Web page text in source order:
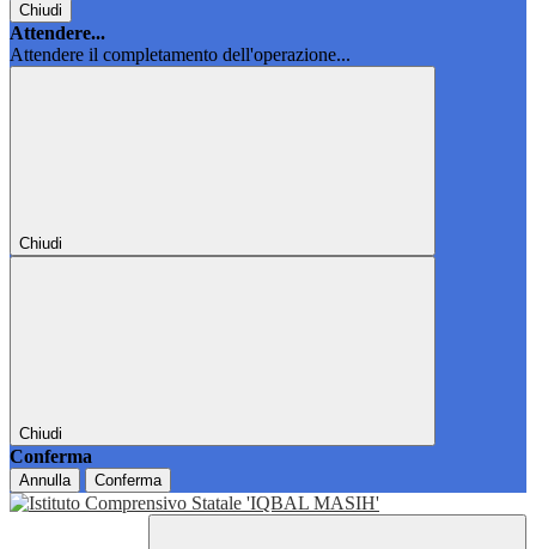
Chiudi
Attendere...
Attendere il completamento dell'operazione...
Chiudi
Chiudi
Conferma
Annulla Conferma